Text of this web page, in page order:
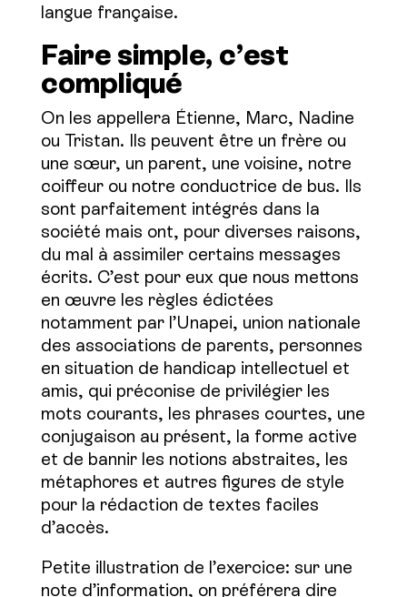
langue française.
Faire simple, c’est
compliqué
On les appellera Étienne, Marc, Nadine
ou Tristan. Ils peuvent être un frère ou
une sœur, un parent, une voisine, notre
coiffeur ou notre conductrice de bus. Ils
sont parfaitement intégrés dans la
société mais ont, pour diverses raisons,
du mal à assimiler certains messages
écrits. C’est pour eux que nous mettons
en œuvre les règles édictées
notamment par l’Unapei, union nationale
des associations de parents, personnes
en situation de handicap intellectuel et
amis, qui préconise de privilégier les
mots courants, les phrases courtes, une
conjugaison au présent, la forme active
et de bannir les notions abstraites, les
métaphores et autres figures de style
pour la rédaction de textes faciles
d’accès.
Petite illustration de l’exercice: sur une
note d’information, on préférera dire